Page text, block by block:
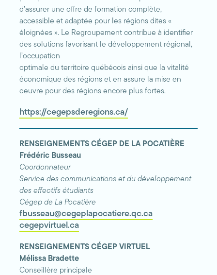
d’assurer une offre de formation complète,
accessible et adaptée pour les régions dites «
éloignées ». Le Regroupement contribue à identifier
des solutions favorisant le développement régional,
l’occupation
optimale du territoire québécois ainsi que la vitalité
économique des régions et en assure la mise en
oeuvre pour des régions encore plus fortes.
https://cegepsderegions.ca/
RENSEIGNEMENTS CÉGEP DE LA POCATIÈRE
Frédéric Busseau
Coordonnateur
Service des communications et du développement
des effectifs étudiants
Cégep de La Pocatière
fbusseau@cegeplapocatiere.qc.ca
cegepvirtuel.ca
RENSEIGNEMENTS CÉGEP VIRTUEL
Mélissa Bradette
Conseillère principale